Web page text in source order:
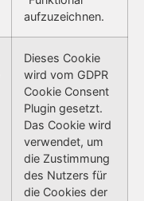
aufzuzeichnen.
Dieses Cookie
wird vom GDPR
Cookie Consent
Plugin gesetzt.
Das Cookie wird
verwendet, um
die Zustimmung
des Nutzers für
die Cookies der